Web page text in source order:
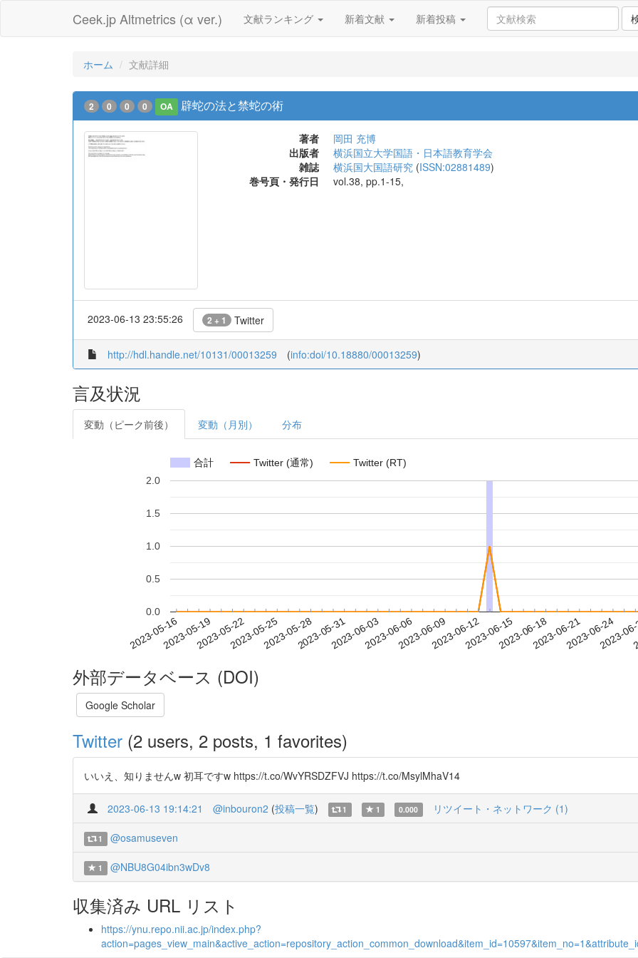
Ceek.jp Altmetrics (α ver.) 文献ランキング 新着文献 新着投稿
ホーム 文献詳細
2 0 0 0 OA 辟蛇の法と禁蛇の術
著者
岡田 充博
出版者
横浜国立大学国語・日本語教育学会
雑誌
横浜国大国語研究 (ISSN:02881489)
巻号頁・発行日
vol.38, pp.1-15,
2023-06-13 23:55:26 2 + 1 Twitter
http://hdl.handle.net/10131/00013259 (info:doi/10.18880/00013259)
言及状況
変動（ピーク前後） 変動（月別） 分布
合計 Twitter (通常) Twitter (RT)
2023-05-162023-05-192023-05-222023-05-252023-05-282023-05-312023-06-032023-06-062023-06-092023-06-122023-06-152023-06-182023-06-212023-06-24
2023-
0.0
0.5
1.0
1.5
2.0
外部データベース (DOI)
Google Scholar
Twitter (2 users, 2 posts, 1 favorites)
いいえ、知りませんw 初耳ですw https://t.co/WvYRSDZFVJ https://t.co/MsylMhaV14
2023-06-13 19:14:21 @inbouron2 (投稿一覧) 1 1 0.000 リツイート・ネットワーク (1)
1 @osamuseven
1 @NBU8G04ibn3wDv8
収集済み URL リスト
https://ynu.repo.nii.ac.jp/index.php?